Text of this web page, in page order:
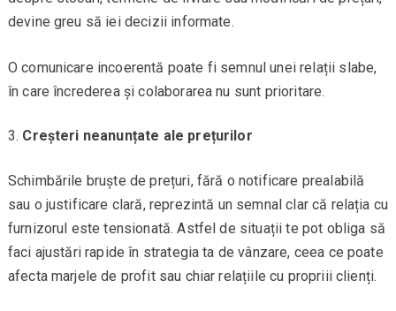
devine greu să iei decizii informate.
O comunicare incoerentă poate fi semnul unei relații slabe,
în care încrederea și colaborarea nu sunt prioritare.
Creșteri neanunțate ale prețurilor
Schimbările bruște de prețuri, fără o notificare prealabilă
sau o justificare clară, reprezintă un semnal clar că relația cu
furnizorul este tensionată. Astfel de situații te pot obliga să
faci ajustări rapide în strategia ta de vânzare, ceea ce poate
afecta marjele de profit sau chiar relațiile cu propriii clienți.